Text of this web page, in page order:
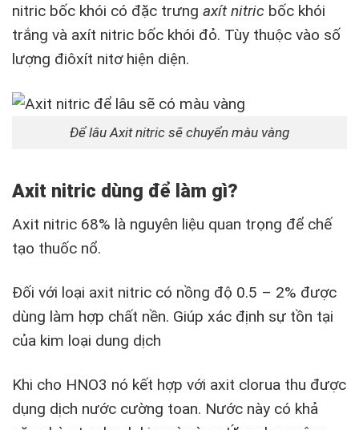
nitric bốc khói có đặc trưng axít nitric bốc khói
trắng và axít nitric bốc khói đỏ. Tùy thuộc vào số
lượng điôxít nitơ hiện diện.
Để lâu Axit nitric sẽ chuyển màu vàng
Axit nitric dùng để làm gì?
Axit nitric 68% là nguyên liệu quan trọng để chế
tạo thuốc nổ.
Đối với loại axit nitric có nồng độ 0.5 – 2% được
dùng làm hợp chất nền. Giúp xác định sự tồn tại
của kim loại dung dịch
Khi cho HNO3 nó kết hợp với axit clorua thu được
dụng dịch nước cường toan. Nước này có khả